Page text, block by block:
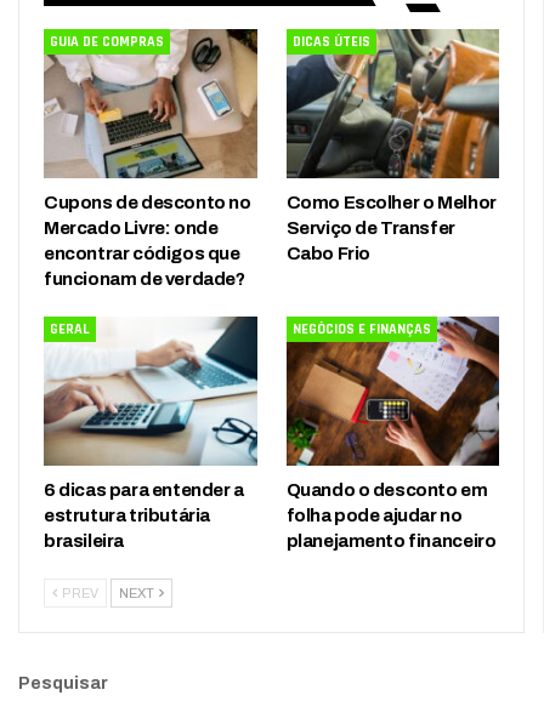
GUIA DE COMPRAS
Cupons de desconto no
Mercado Livre: onde
encontrar códigos que
funcionam de verdade?
DICAS ÚTEIS
Como Escolher o Melhor
Serviço de Transfer
Cabo Frio
GERAL
6 dicas para entender a
estrutura tributária
brasileira
NEGÓCIOS E FINANÇAS
Quando o desconto em
folha pode ajudar no
planejamento financeiro
PREV NEXT
Pesquisar